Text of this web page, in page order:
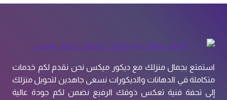
استمتع بجمال منزلك مع ديكور ميكس نحن نقدم لكم خدمات
متكاملة في الدهانات والديكورات نسعى جاهدين لتحويل منزلك
إلى تحفة فنية تعكس ذوقك الرفيع نضمن لكم جودة عالية